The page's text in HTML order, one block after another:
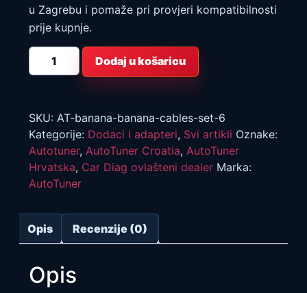
u Zagrebu i pomaže pri provjeri kompatibilnosti
prije kupnje.
AutoTuner
banana-
količina
Dodaj u košaricu
SKU: AT-banana-banana-cables-set-6
Kategorije: Dodaci i adapteri, Svi artikli Oznake:
Autotuner, AutoTuner Croatia, AutoTuner
Hrvatska, Car Diag ovlašteni dealer Marka:
AutoTuner
Opis Recenzije (0)
Opis